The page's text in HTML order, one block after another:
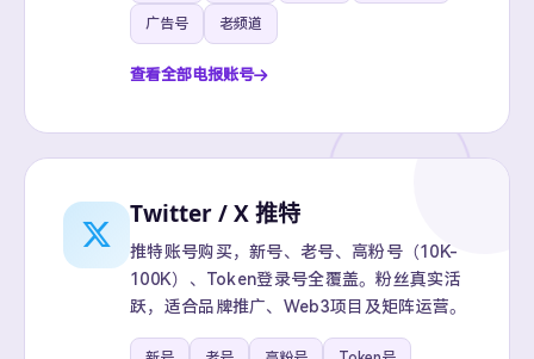
广告号 老频道
查看全部电报账号
Twitter / X 推特
推特账号购买，新号、老号、高粉号（10K-
100K）、Token登录号全覆盖。粉丝真实活
跃，适合品牌推广、Web3项目及矩阵运营。